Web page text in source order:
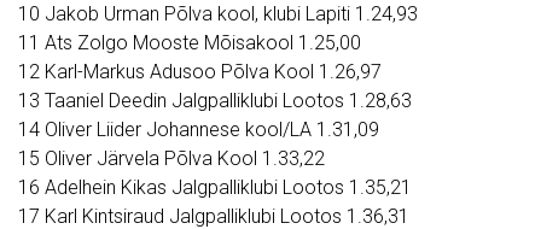
10 Jakob Urman Põlva kool, klubi Lapiti 1.24,93
11 Ats Zolgo Mooste Mõisakool 1.25,00
12 Karl-Markus Adusoo Põlva Kool 1.26,97
13 Taaniel Deedin Jalgpalliklubi Lootos 1.28,63
14 Oliver Liider Johannese kool/LA 1.31,09
15 Oliver Järvela Põlva Kool 1.33,22
16 Adelhein Kikas Jalgpalliklubi Lootos 1.35,21
17 Karl Kintsiraud Jalgpalliklubi Lootos 1.36,31